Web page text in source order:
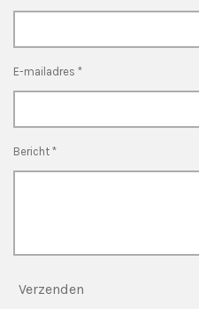
E-mailadres *
Bericht *
Verzenden